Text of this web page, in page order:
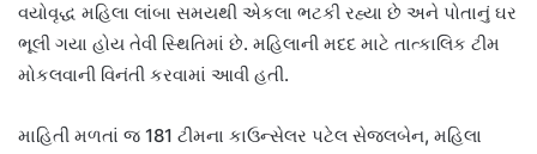
વયોવૃદ્ધ મહિલા લાંબા સમયથી એકલા ભટકી રહ્યા છે અને પોતાનું ઘર
ભૂલી ગયા હોય તેવી સ્થિતિમાં છે. મહિલાની મદદ માટે તાત્કાલિક ટીમ
મોકલવાની વિનંતી કરવામાં આવી હતી.
માહિતી મળતાં જ 181 ટીમના કાઉન્સેલર પટેલ સેજલબેન, મહિલા